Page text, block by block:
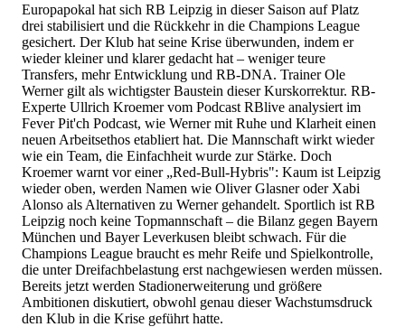
Europapokal hat sich RB Leipzig in dieser Saison auf Platz
drei stabilisiert und die Rückkehr in die Champions League
gesichert. Der Klub hat seine Krise überwunden, indem er
wieder kleiner und klarer gedacht hat – weniger teure
Transfers, mehr Entwicklung und RB-DNA. Trainer Ole
Werner gilt als wichtigster Baustein dieser Kurskorrektur. RB-
Experte Ullrich Kroemer vom Podcast RBlive analysiert im
Fever Pit'ch Podcast, wie Werner mit Ruhe und Klarheit einen
neuen Arbeitsethos etabliert hat. Die Mannschaft wirkt wieder
wie ein Team, die Einfachheit wurde zur Stärke. Doch
Kroemer warnt vor einer „Red-Bull-Hybris": Kaum ist Leipzig
wieder oben, werden Namen wie Oliver Glasner oder Xabi
Alonso als Alternativen zu Werner gehandelt. Sportlich ist RB
Leipzig noch keine Topmannschaft – die Bilanz gegen Bayern
München und Bayer Leverkusen bleibt schwach. Für die
Champions League braucht es mehr Reife und Spielkontrolle,
die unter Dreifachbelastung erst nachgewiesen werden müssen.
Bereits jetzt werden Stadionerweiterung und größere
Ambitionen diskutiert, obwohl genau dieser Wachstumsdruck
den Klub in die Krise geführt hatte.